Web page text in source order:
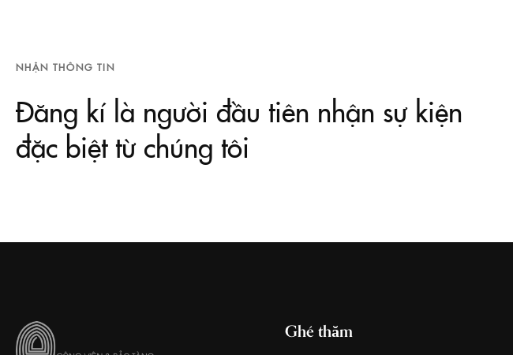
NHẬN THÔNG TIN
Đăng kí là người đầu tiên nhận sự kiện
đặc biệt từ chúng tôi
Ghé thăm